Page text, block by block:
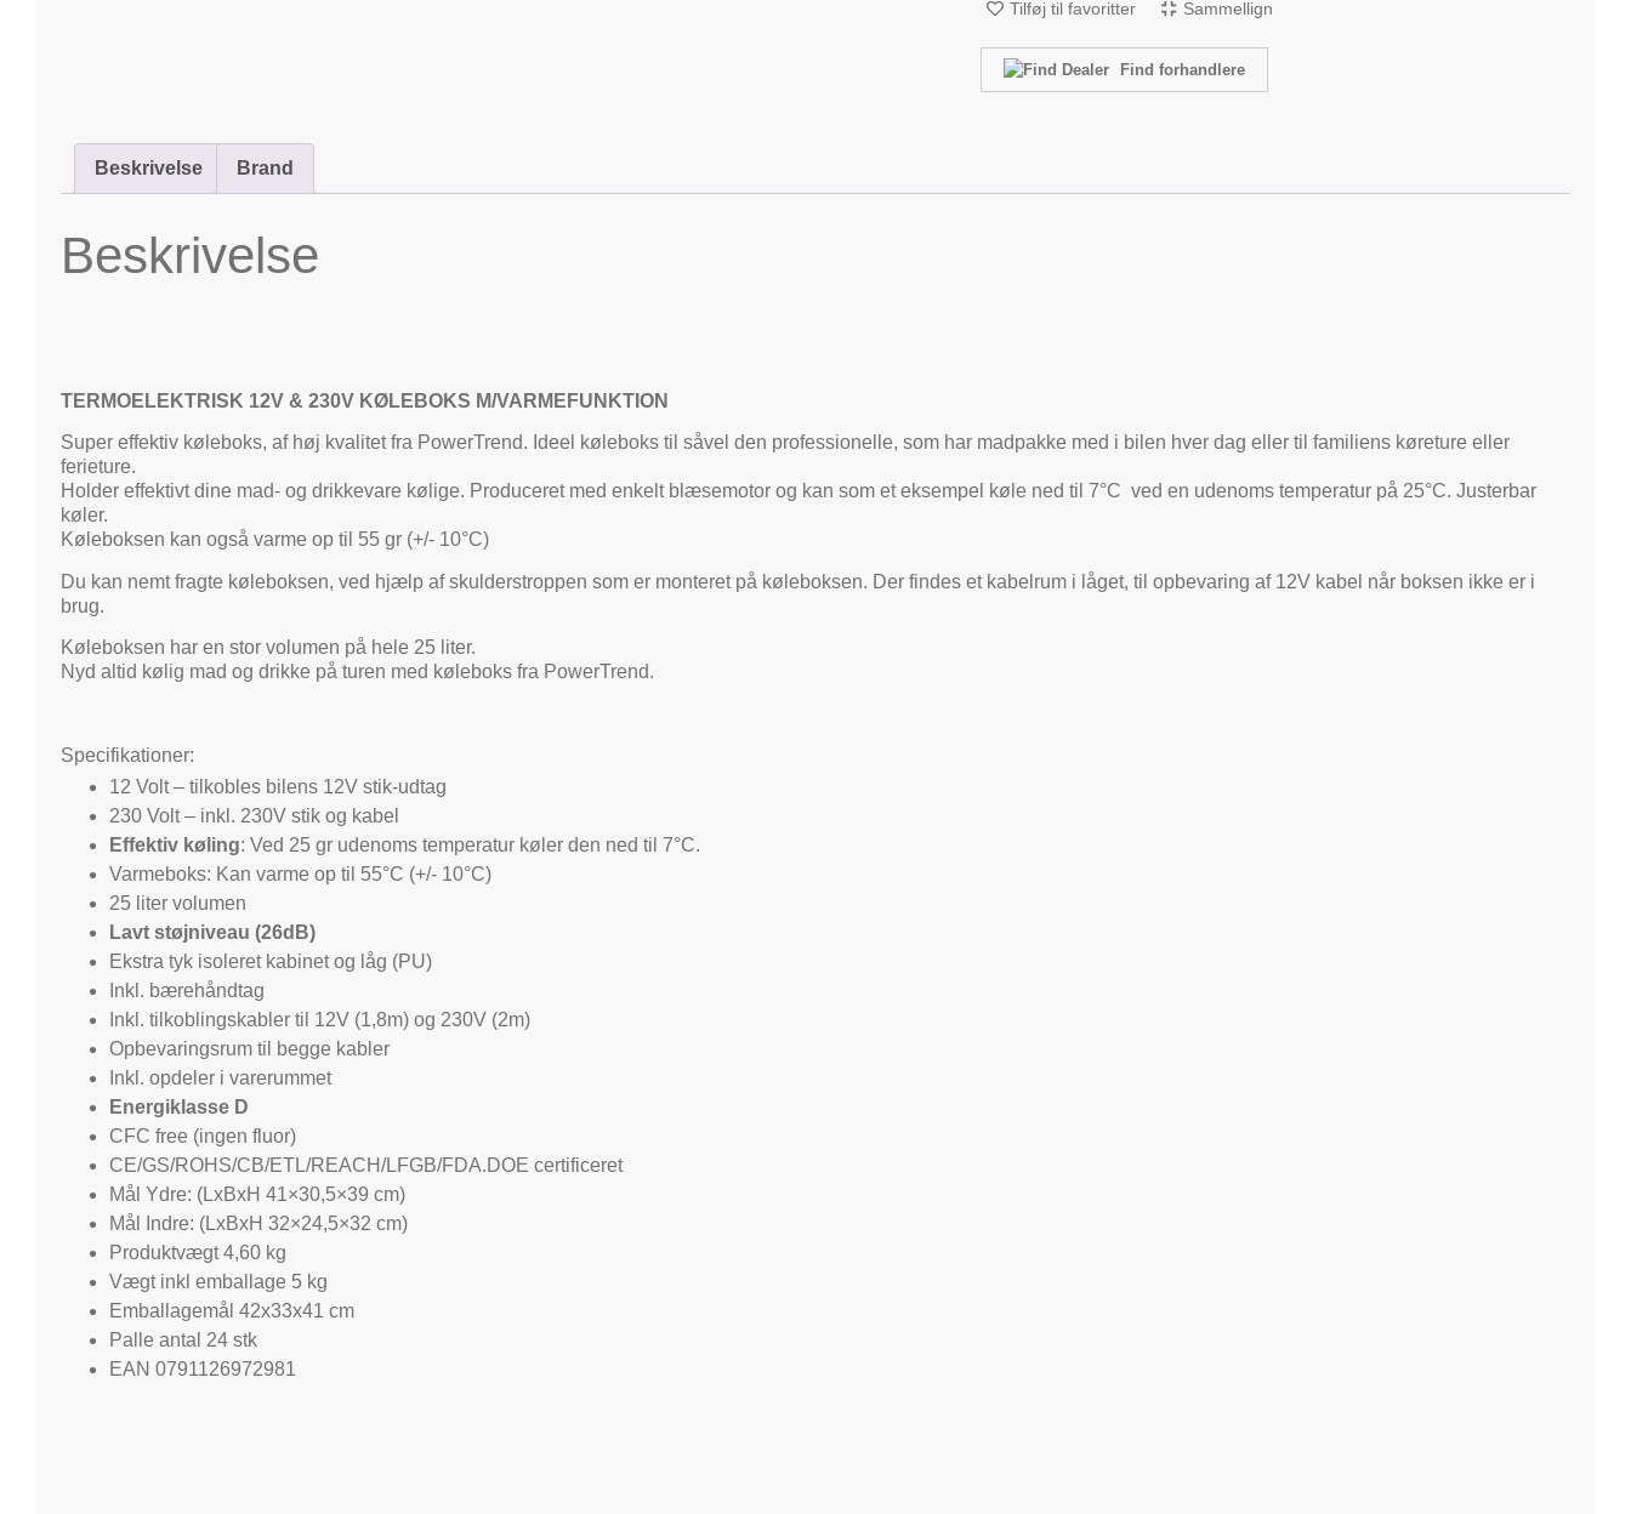
Tilføj til favoritter Sammellign
Find forhandlere
Beskrivelse Brand
Beskrivelse
TERMOELEKTRISK 12V & 230V KØLEBOKS M/VARMEFUNKTION
Super effektiv køleboks, af høj kvalitet fra PowerTrend. Ideel køleboks til såvel den professionelle, som har madpakke med i bilen hver dag eller til familiens køreture eller
ferieture.
Holder effektivt dine mad- og drikkevare kølige. Produceret med enkelt blæsemotor og kan som et eksempel køle ned til 7°C ved en udenoms temperatur på 25°C. Justerbar
køler.
Køleboksen kan også varme op til 55 gr (+/- 10°C)
Du kan nemt fragte køleboksen, ved hjælp af skulderstroppen som er monteret på køleboksen. Der findes et kabelrum i låget, til opbevaring af 12V kabel når boksen ikke er i
brug.
Køleboksen har en stor volumen på hele 25 liter.
Nyd altid kølig mad og drikke på turen med køleboks fra PowerTrend.
Specifikationer:
12 Volt – tilkobles bilens 12V stik-udtag
230 Volt – inkl. 230V stik og kabel
Effektiv køling: Ved 25 gr udenoms temperatur køler den ned til 7°C.
Varmeboks: Kan varme op til 55°C (+/- 10°C)
25 liter volumen
Lavt støjniveau (26dB)
Ekstra tyk isoleret kabinet og låg (PU)
Inkl. bærehåndtag
Inkl. tilkoblingskabler til 12V (1,8m) og 230V (2m)
Opbevaringsrum til begge kabler
Inkl. opdeler i varerummet
Energiklasse D
CFC free (ingen fluor)
CE/GS/ROHS/CB/ETL/REACH/LFGB/FDA.DOE certificeret
Mål Ydre: (LxBxH 41×30,5×39 cm)
Mål Indre: (LxBxH 32×24,5×32 cm)
Produktvægt 4,60 kg
Vægt inkl emballage 5 kg
Emballagemål 42x33x41 cm
Palle antal 24 stk
EAN 0791126972981